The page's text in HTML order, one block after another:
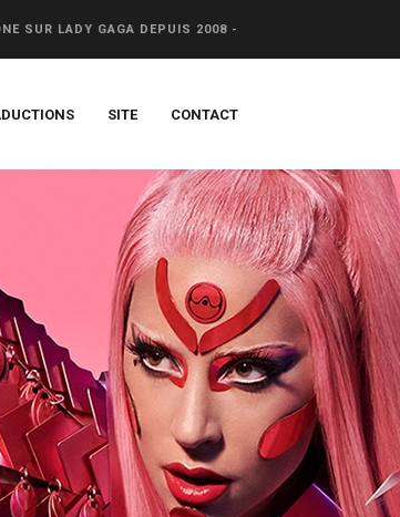
SUR LADY GAGA DEPUIS 2008 -
SITE CONTACT